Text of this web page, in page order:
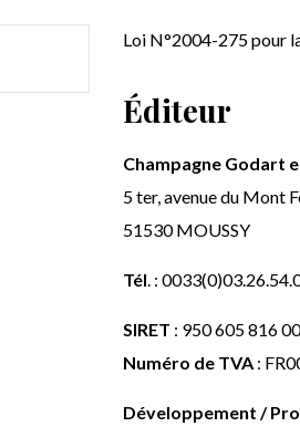
Loi N°2004-275 pour
Éditeur
Champagne Godart
5 ter, avenue du Mont
51530 MOUSSY
Tél. :
SIRET : 950 605 816
Numéro de TVA:
Développement /